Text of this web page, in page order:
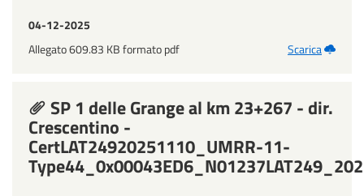
04-12-2025
Allegato 609.83 KB formato pdf
Scarica
SP 1 delle Grange al km 23+267 - dir.
Crescentino -
CertLAT24920251110_UMRR-11-